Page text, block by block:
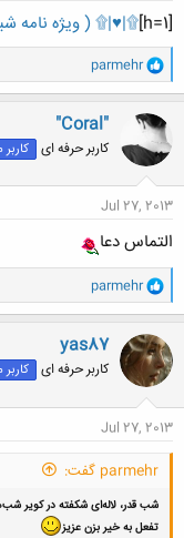
[h=1] ۩|♥|۩ ( ويژه نامه
و
ا
ک
ن
ش
ه
ا
parmehr
"Coral"
کاربر حرفه ای کاربر
Jul 27, 2013
التماس دعا
و
ا
ک
ن
ش
ه
ا
parmehr
yas87
کاربر حرفه ای کاربر
Jul 27, 2013
parmehr گفت:
شب قدر، لاله‌ای شکفته در کویر
تفعل به خیر بزن عزیز